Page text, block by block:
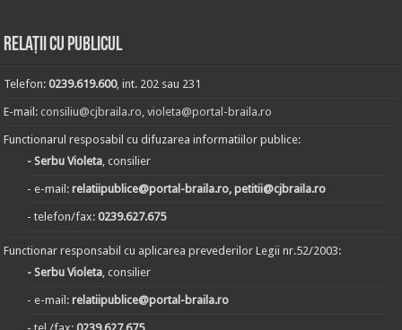
Relații cu publicul
Telefon:0239.619.600, int. 202 sau 231
E-mail:consiliu@cjbraila.ro,violeta@portal-braila.ro
Functionarul resposabil cu difuzarea informatiilor publice:
- Serbu Violeta, consilier
- e-mail:relatiipublice@portal-braila.ro, petitii@cjbraila.ro
- telefon/fax:0239.627.675
Functionar responsabil cu aplicarea prevederilor Legii nr.52/2003:
- Serbu Violeta, consilier
- e-mail:relatiipublice@portal-braila.ro